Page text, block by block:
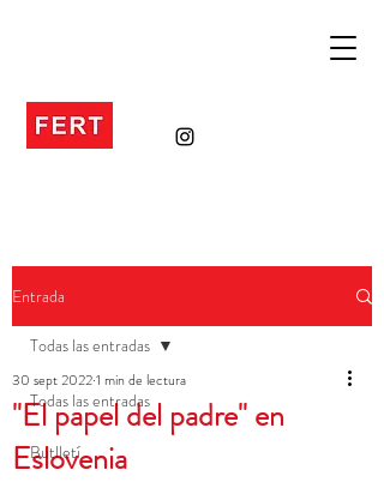
Entrada
Todas las entradas
Butlletí
Todas las entradas
"El papel del padre" en
Eslovenia
30 sept 20221 min de lectura